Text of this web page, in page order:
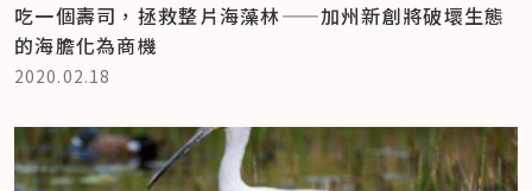
吃一個壽司，拯救整片海藻林——加州新創將破壞生態
的海膽化為商機
2020.02.18